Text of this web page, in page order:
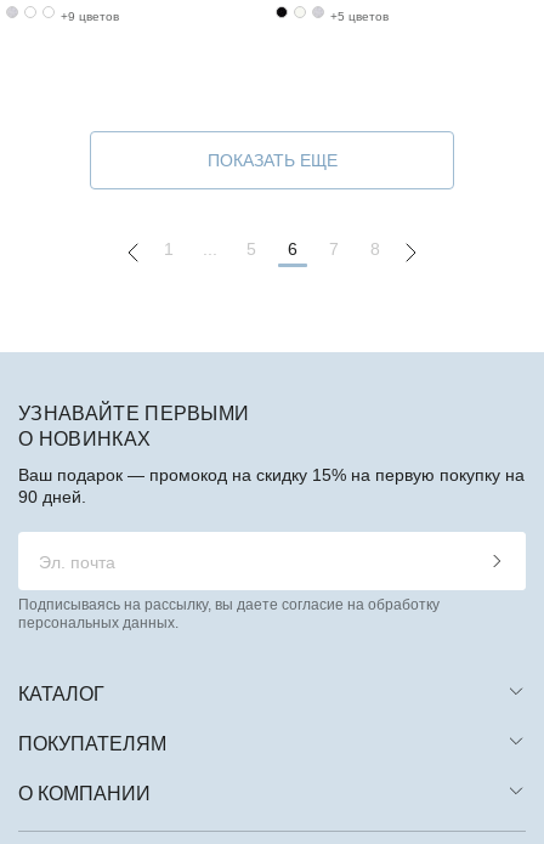
+9 цветов
+5 цветов
ПОКАЗАТЬ ЕЩЕ
1 5 6 7 8
КАТАЛОГ
ПОКУПАТЕЛЯМ
О КОМПАНИИ
УЗНАВАЙТЕ ПЕРВЫМИ
О НОВИНКАХ
Ваш подарок — промокод на скидку 15% на первую покупку на
90 дней.
Подписываясь на рассылку, вы даете согласие на обработку
персональных данных.